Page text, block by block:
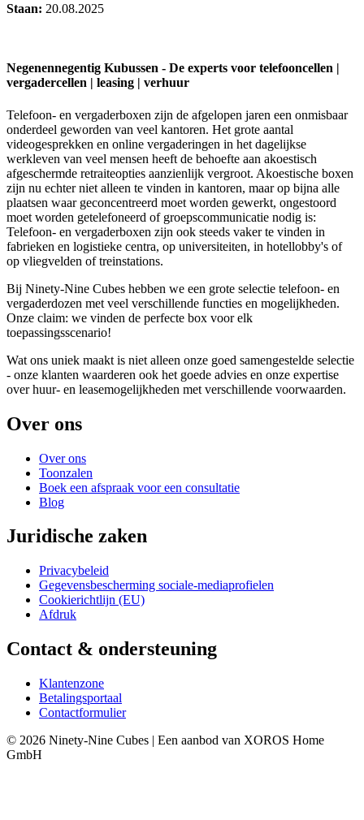
Staan: 20.08.2025
Negenennegentig Kubussen - De experts voor telefooncellen |
vergadercellen | leasing | verhuur
Telefoon- en vergaderboxen zijn de afgelopen jaren een onmisbaar
onderdeel geworden van veel kantoren. Het grote aantal
videogesprekken en online vergaderingen in het dagelijkse
werkleven van veel mensen heeft de behoefte aan akoestisch
afgeschermde retraiteopties aanzienlijk vergroot. Akoestische boxen
zijn nu echter niet alleen te vinden in kantoren, maar op bijna alle
plaatsen waar geconcentreerd moet worden gewerkt, ongestoord
moet worden getelefoneerd of groepscommunicatie nodig is:
Telefoon- en vergaderboxen zijn ook steeds vaker te vinden in
fabrieken en logistieke centra, op universiteiten, in hotellobby's of
op vliegvelden of treinstations.
Bij Ninety-Nine Cubes hebben we een grote selectie telefoon- en
vergaderdozen met veel verschillende functies en mogelijkheden.
Onze claim: we vinden de perfecte box voor elk
toepassingsscenario!
Wat ons uniek maakt is niet alleen onze goed samengestelde selectie
- onze klanten waarderen ook het goede advies en onze expertise
over huur- en leasemogelijkheden met verschillende voorwaarden.
Over ons
Over ons
Toonzalen
Boek een afspraak voor een consultatie
Blog
Juridische zaken
Privacybeleid
Gegevensbescherming sociale-mediaprofielen
Cookierichtlijn (EU)
Afdruk
Contact & ondersteuning
Klantenzone
Betalingsportaal
Contactformulier
© 2026 Ninety-Nine Cubes | Een aanbod van XOROS Home
GmbH